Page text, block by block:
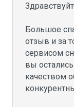
Большое
отзыв и за
сервисом
вы
качеством